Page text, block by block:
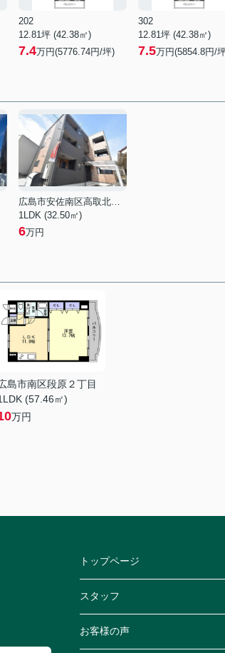
202
12.81坪 (42.38㎡)
7.4万円(5776.74円/坪)
302
12.81坪 (42.38㎡)
7.5万円(5854.8円/
広島市安佐南区高取北３丁目
1LDK (32.50㎡)
6万円
島市南区段原２丁目
(57.46㎡)
万円
トップページ
スタッフ
お客様の声